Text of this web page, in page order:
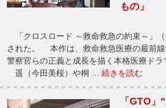
もの」
「クロスロード ～救命救急の約束～」
された。 本作は、救命救急医療の最前線
警察官らの正義と成長を描く本格医療ドラ
遥（今田美桜）や桐 … 続きを読む
「GTO